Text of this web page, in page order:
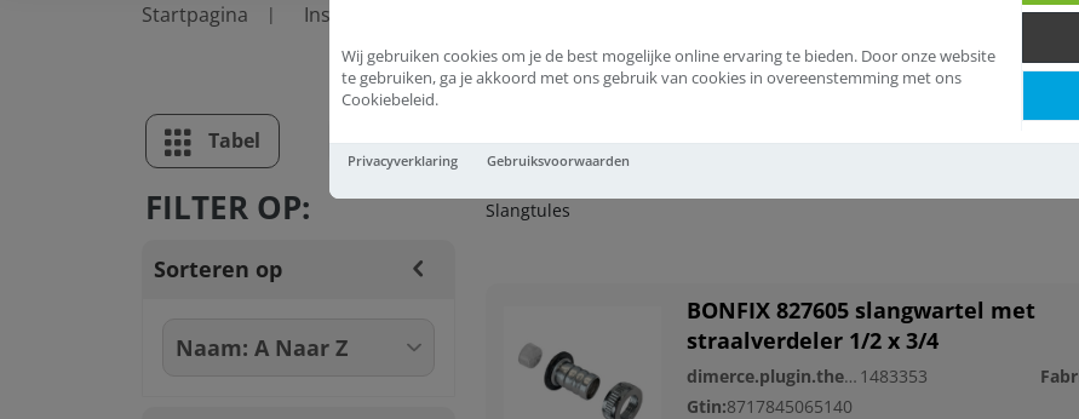
Wij gebruiken cookies om je de best mogelijke online ervaring te bieden. Door onze website
te gebruiken, ga je akkoord met ons gebruik van cookies in overeenstemming met ons
Cookiebeleid.
Privacyverklaring Gebruiksvoorwaarden
Startpagina Installatietechniek
Tabel Lijst
FILTER OP:
Sorteren op
Slangtules
Slangtules
BONFIX 827605 slangwartel met
straalverdeler 1/2 x 3/4
dimerce.plugin.theme.productnr: 1483353
Gtin:8717845065140